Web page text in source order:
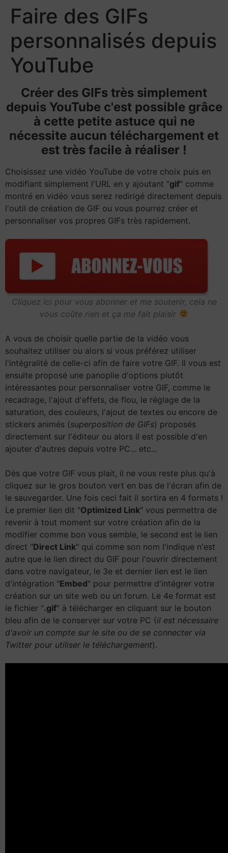
Faire des GIFs
personnalisés depuis
YouTube
Créer des GIFs très simplement
depuis YouTube c'est possible grâce
à cette petite astuce qui ne
nécessite aucun téléchargement et
est très facile à réaliser !
Choisissez une vidéo YouTube de votre choix puis en
modifiant simplement l'URL en y ajoutant "gif" comme
montré en vidéo vous serez redirigé directement depuis
l'outil de création de GIF ou vous pourrez créer et
personnaliser vos propres GIFs très rapidement.
Cliquez ici pour vous abonner et me soutenir, cela ne
vous coûte rien et ça me fait plaisir
A vous de choisir quelle partie de la vidéo vous
souhaitez utiliser ou alors si vous préférez utiliser
l'intégralité de celle-ci afin de faire votre GIF. Il vous est
ensuite proposé une panoplie d'options plutôt
intéressantes pour personnaliser votre GIF, comme le
recadrage, l'ajout d'effets, de flou, le réglage de la
saturation, des couleurs, l'ajout de textes ou encore de
stickers animés (superposition de GIFs) proposés
directement sur l'éditeur ou alors il est possible d'en
ajouter d'autres depuis votre PC... etc...
Dès que votre GIF vous plait, il ne vous reste plus qu'à
cliquez sur le gros bouton vert en bas de l'écran afin de
le sauvegarder. Une fois ceci fait il sortira en 4 formats !
Le premier lien dit "Optimized Link" vous permettra de
revenir à tout moment sur votre création afin de la
modifier comme bon vous semble, le second est le lien
direct "Direct Link" qui comme son nom l'indique n'est
autre que le lien direct du GIF pour l'ouvrir directement
dans votre navigateur, le 3e et dernier lien est le lien
d'intégration "Embed" pour permettre d'intégrer votre
création sur un site web ou un forum. Le 4e format est
le fichier ".gif" à télécharger en cliquant sur le bouton
bleu afin de le conserver sur votre PC (il est nécessaire
d'avoir un compte sur le site ou de se connecter via
Twitter pour utiliser le téléchargement).